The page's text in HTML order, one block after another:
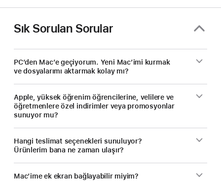
Mac
Sık Sorulan Sorular
PC’den Mac’e geçiyorum. Yeni Mac’imi kurmak
ve dosyalarımı aktarmak kolay mı?
Apple, yüksek öğrenim öğrencilerine, velilere ve
öğretmenlere özel indirimler veya promosyonlar
sunuyor mu?
Hangi teslimat seçenekleri sunuluyor?
Ürünlerim bana ne zaman ulaşır?
Mac’ime ek ekran bağlayabilir miyim?